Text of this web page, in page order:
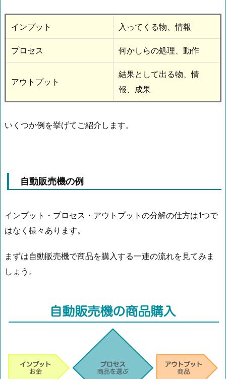
インプット 入ってくる物、情報
プロセス 何かしらの処理、動作
アウトプット
結果として出る物、情
報、成果
いくつか例を挙げてご紹介します。
自動販売機の例
インプット・プロセス・アウトプットの分解の仕方は1つで
はなく様々あります。
まずは自動販売機で商品を購入する一連の流れを見てみま
しょう。